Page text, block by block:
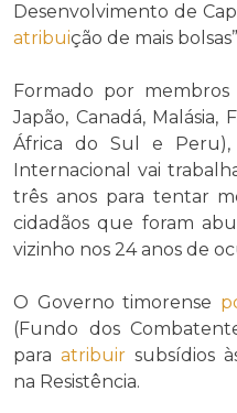
Desenvolvimento de
atribuição de mais
Formado por
Japão, Canadá, Malásia,
África do Sul e Peru),
Internacional vai
três anos para tentar
cidadãos que foram
vizinho nos 24 anos de
O Governo timorense
(Fundo dos
para atribuirsubsídios
na Resistência.